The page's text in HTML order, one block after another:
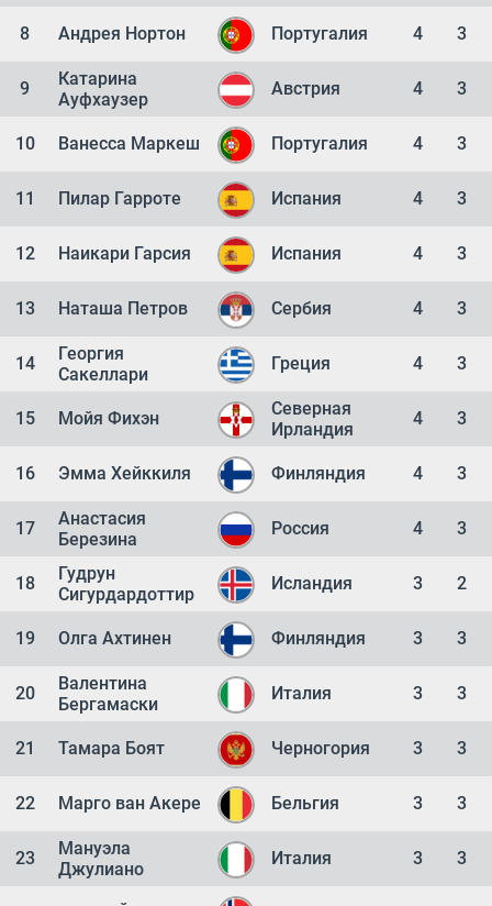
8 Андрея Нортон Португалия 4 3
9
Катарина
Ауфхаузер
Австрия 4 3
10 Ванесса Маркеш Португалия 4 3
11 Пилар Гарроте Испания 4 3
12 Наикари Гарсия Испания 4 3
13 Наташа Петров Сербия 4 3
14
Георгия
Сакеллари
Греция 4 3
15 Мойя Фихэн
Северная
Ирландия
4 3
16 Эмма Хейккиля Финляндия 4 3
17
Анастасия
Березина
Россия 4 3
18
Гудрун
Сигурдардоттир
Исландия 3 2
19 Олга Ахтинен Финляндия 3 3
20
Валентина
Бергамаски
Италия 3 3
21 Тамара Боят Черногория 3 3
22 Марго ван Акере Бельгия 3 3
23
Мануэла
Джулиано
Италия 3 3